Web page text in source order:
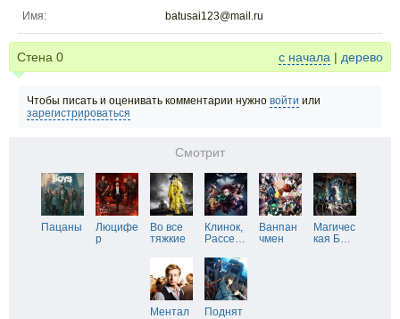
Имя: batusai123@mail.ru
Стена 0 с начала | дерево
Чтобы писать и оценивать комментарии нужно войти или
зарегистрироваться
Смотрит
Пацаны
Люцифе
р
Во все
тяжкие
Клинок,
Рассе…
Ванпан
чмен
Магичес
кая Б…
Ментал
Поднят